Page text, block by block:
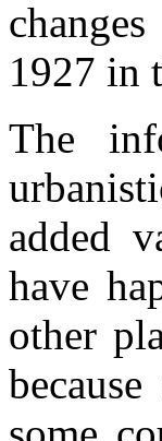
1927 in
The
added
have
other